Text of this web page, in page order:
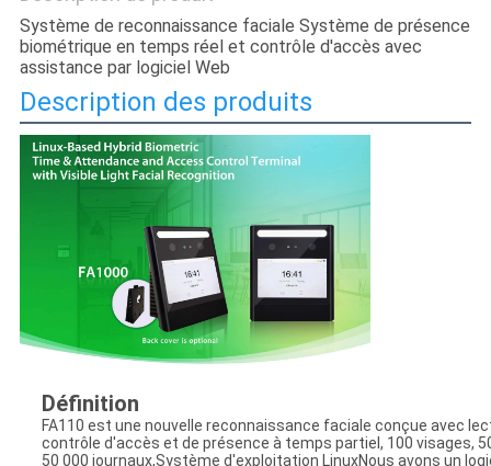
DE
LA
VIE
PRIVÉE
Système de reconnaissance faciale Système de présence
biométrique en temps réel et contrôle d'accès avec
assistance par logiciel Web
Description des produits
Définition
FA110 est une nouvelle reconnaissance faciale conçue avec
contrôle d'accès et de présence à temps partiel, 100 visages,
50 000 journaux,Système d'exploitation LinuxNous avons un